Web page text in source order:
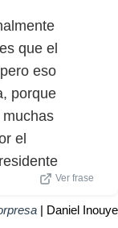
que el
eso
porque
el
Ver frase
| Daniel Inouye